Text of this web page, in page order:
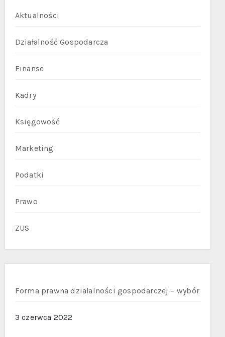
Aktualności
Działalność Gospodarcza
Finanse
Kadry
Księgowość
Marketing
Podatki
Prawo
ZUS
Forma prawna działalności gospodarczej – wybór
3 czerwca 2022